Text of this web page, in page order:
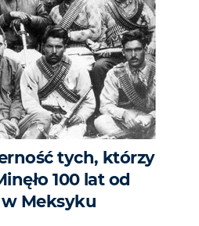
tych, którzy
100 lat od
Meksyku